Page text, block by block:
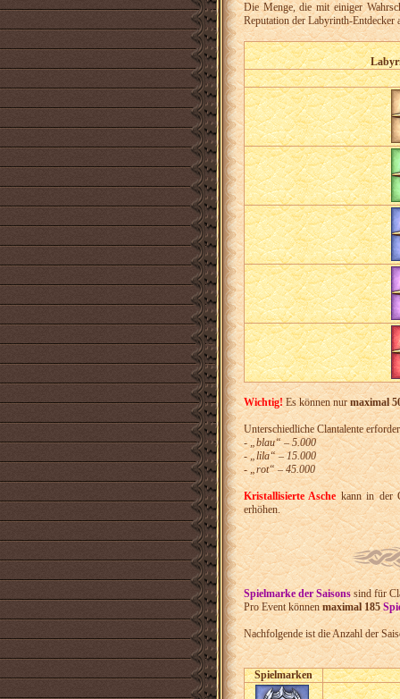
Die Menge, die mit einiger
Reputation der Labyrinth-Entdecker
Wichtig!Es können nurmaximal
Unterschiedliche Clantalente
- „blau“ – 5.000
- „lila“ – 15.000
- „rot“ – 45.000
Kristallisierte Aschekann in der
erhöhen.
Spielmarke der Saisonssind für
Pro Event könnenmaximal 185
Nachfolgende ist die Anzahl der
Spielmarken